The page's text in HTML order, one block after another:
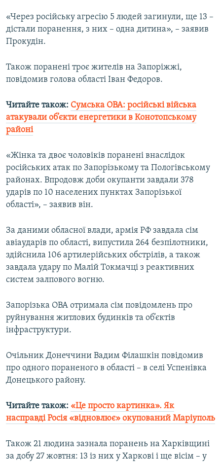
«Через російську агресію 5 людей загинули, ще 13 –
дістали поранення, з них – одна дитина», – заявив
Прокудін.
Також поранені троє жителів на Запоріжжі,
повідомив голова області Іван Федоров.
Читайте також: Сумська ОВА: російські війська
атакували об’єкти енергетики в Конотопському
районі
«Жінка та двоє чоловіків поранені внаслідок
російських атак по Запорізькому та Пологівському
районах. Впродовж доби окупанти завдали 378
ударів по 10 населених пунктах Запорізької
області», – заявив він.
За даними обласної влади, армія РФ завдала сім
авіаударів по області, випустила 264 безпілотники,
здійснила 106 артилерійських обстрілів, а також
завдала удару по Малій Токмачці з реактивних
систем залпового вогню.
Запорізька ОВА отримала сім повідомлень про
руйнування житлових будинків та об’єктів
інфраструктури.
Очільник Донеччини Вадим Філашкін повідомив
про одного пораненого в області – в селі Успенівка
Донецького району.
Читайте також: «Це просто картинка». Як
насправді Росія «відновлює» окупований Маріуполь
Також 21 людина зазнала поранень на Харківщині
за добу 27 жовтня: 13 із них у Харкові і ще вісім – у